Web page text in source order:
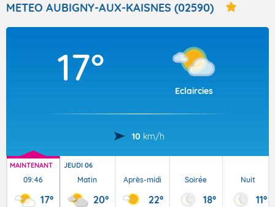
Articles
METEO AUBIGNY-AUX-KAISNES (02590)
17°
Eclaircies
10 km/h
MAINTENANT
09:46
17°
JEUDI 06
Matin
20°
Après-midi
22°
Soirée
18°
Nuit
11°